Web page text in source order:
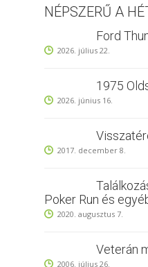
NÉPSZERŰ A
Ford
2026. július 22.
1975
2026. június 16.
2017. december 8.
Poker Run és
2020. augusztus 7.
Veterán
2006. július 26.